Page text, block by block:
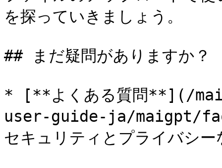
を探っていきましょう。
## まだ疑問がありますか？
* [**よくある質問**](/
user-guide-ja/maigpt/
セキュリティとプライバシ